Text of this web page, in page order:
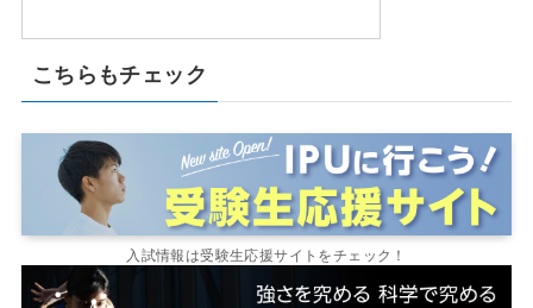
こちらもチェック
入試情報は受験生応援サイトをチェック！